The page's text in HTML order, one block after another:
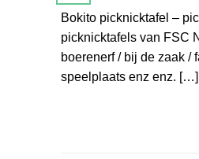
Bokito picknicktafel –
picknicktafels van FSC
boerenerf / bij de zaak /
speelplaats enz enz. […]